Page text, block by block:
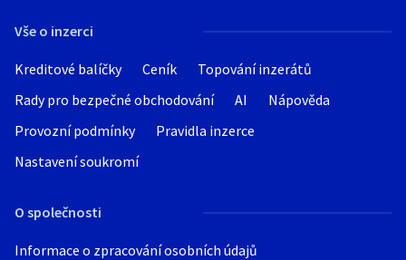
Vše o inzerci
Kreditové balíčky Ceník
Topování inzerátů
Rady pro bezpečné obchodování
AI
Nápověda
Provozní podmínky
Pravidla inzerce
Nastavení soukromí
O společnosti
Informace o zpracování osobních údajů